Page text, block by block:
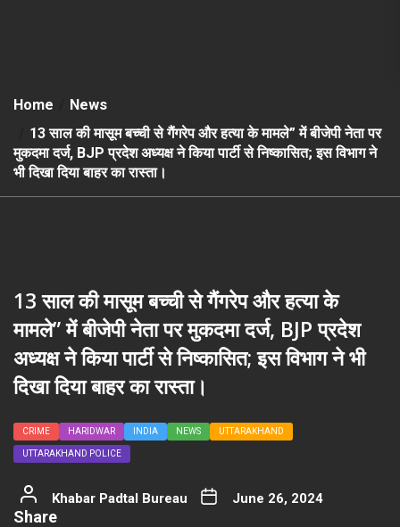
Home
News
13 साल की मासूम बच्ची से गैंगरेप और हत्या के मामले” में बीजेपी नेता पर
मुकदमा दर्ज, BJP प्रदेश अध्यक्ष ने किया पार्टी से निष्कासित; इस विभाग ने
भी दिखा दिया बाहर का रास्ता।
13 साल की मासूम बच्ची से गैंगरेप और हत्या के
मामले” में बीजेपी नेता पर मुकदमा दर्ज, BJP प्रदेश
अध्यक्ष ने किया पार्टी से निष्कासित; इस विभाग ने भी
दिखा दिया बाहर का रास्ता।
CRIME HARIDWAR INDIA NEWS UTTARAKHAND
UTTARAKHAND POLICE
Khabar Padtal Bureau June 26, 2024
Share